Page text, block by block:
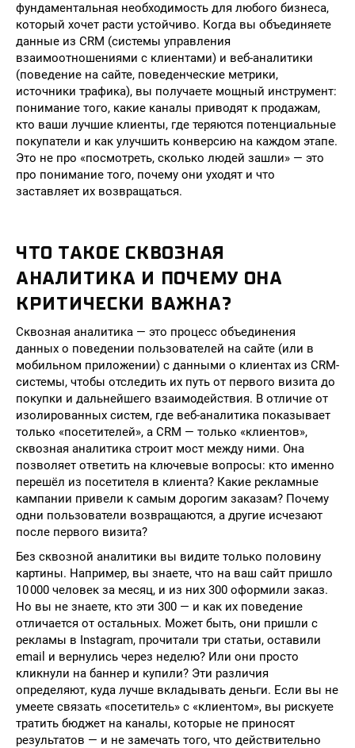
фундаментальная необходимость для любого бизнеса,
который хочет расти устойчиво. Когда вы объединяете
данные из CRM (системы управления
взаимоотношениями с клиентами) и веб-аналитики
(поведение на сайте, поведенческие метрики,
источники трафика), вы получаете мощный инструмент:
понимание того, какие каналы приводят к продажам,
кто ваши лучшие клиенты, где теряются потенциальные
покупатели и как улучшить конверсию на каждом этапе.
Это не про «посмотреть, сколько людей зашли» — это
про понимание того, почему они уходят и что
заставляет их возвращаться.
ЧТО ТАКОЕ СКВОЗНАЯ
АНАЛИТИКА И ПОЧЕМУ ОНА
КРИТИЧЕСКИ ВАЖНА?
Сквозная аналитика — это процесс объединения
данных о поведении пользователей на сайте (или в
мобильном приложении) с данными о клиентах из CRM-
системы, чтобы отследить их путь от первого визита до
покупки и дальнейшего взаимодействия. В отличие от
изолированных систем, где веб-аналитика показывает
только «посетителей», а CRM — только «клиентов»,
сквозная аналитика строит мост между ними. Она
позволяет ответить на ключевые вопросы: кто именно
перешёл из посетителя в клиента? Какие рекламные
кампании привели к самым дорогим заказам? Почему
одни пользователи возвращаются, а другие исчезают
после первого визита?
Без сквозной аналитики вы видите только половину
картины. Например, вы знаете, что на ваш сайт пришло
10 000 человек за месяц, и из них 300 оформили заказ.
Но вы не знаете, кто эти 300 — и как их поведение
отличается от остальных. Может быть, они пришли с
рекламы в Instagram, прочитали три статьи, оставили
email и вернулись через неделю? Или они просто
кликнули на баннер и купили? Эти различия
определяют, куда лучше вкладывать деньги. Если вы не
умеете связать «посетитель» с «клиентом», вы рискуете
тратить бюджет на каналы, которые не приносят
результатов — и не замечать того, что действительно